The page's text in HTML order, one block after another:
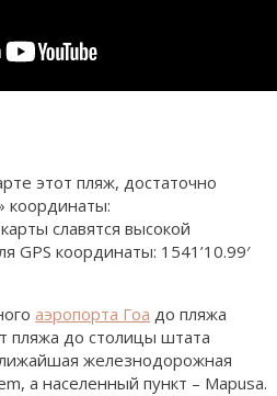
этот пляж, достаточно
координаты:
славятся высокой
GPS координаты: 1541’10.99′
аэропорта Гоа до пляжа
пляжа до столицы штата
железнодорожная
а населенный пункт – Mapusa.